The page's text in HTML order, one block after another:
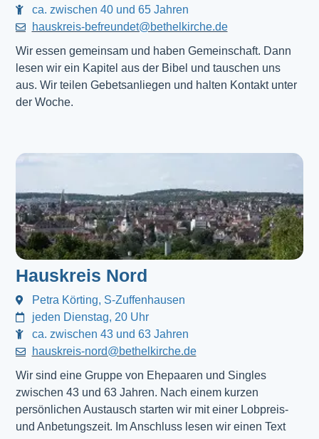
ca. zwischen 40 und 65 Jahren
hauskreis-befreundet@bethelkirche.de
Wir essen gemeinsam und haben Gemeinschaft. Dann
lesen wir ein Kapitel aus der Bibel und tauschen uns
aus. Wir teilen Gebetsanliegen und halten Kontakt unter
der Woche.
Hauskreis Nord
Petra Körting, S-Zuffenhausen
jeden Dienstag, 20 Uhr
ca. zwischen 43 und 63 Jahren
hauskreis-nord@bethelkirche.de
Wir sind eine Gruppe von Ehepaaren und Singles
zwischen 43 und 63 Jahren. Nach einem kurzen
persönlichen Austausch starten wir mit einer Lobpreis-
und Anbetungszeit. Im Anschluss lesen wir einen Text